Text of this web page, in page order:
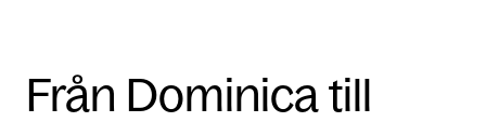
Från Dominica till